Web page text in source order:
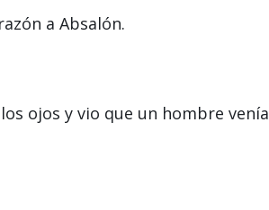
a Absalón.
ojos y vio que un hombre venía